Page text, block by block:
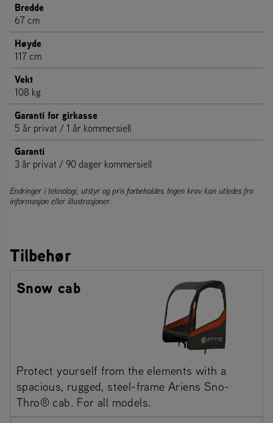
Bredde
67 cm
Høyde
117 cm
Vekt
108 kg
Garanti for girkasse
5 år privat / 1 år kommersiell
Garanti
3 år privat / 90 dager kommersiell
Endringer i teknologi, utstyr og pris forbeholdes. Ingen krav kan utledes fra
informasjon eller illustrasjoner.
Tilbehør
Snow cab
Protect yourself from the elements with a
spacious, rugged, steel-frame Ariens Sno-
Thro® cab. For all models.